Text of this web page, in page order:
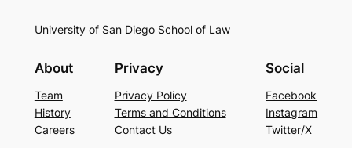
University of San Diego School of Law
About
Team
History
Careers
Privacy
Privacy Policy
Terms and Conditions
Contact Us
Social
Facebook
Instagram
Twitter/X